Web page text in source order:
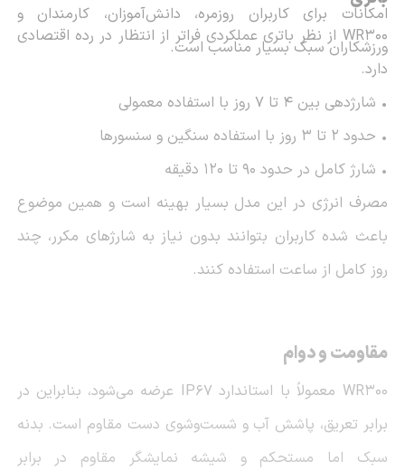
امکانات برای کاربران روزمره، دانش‌آموزان، کارمندان و
ورزشکاران سبک بسیار مناسب است.
WR300 از نظر باتری عملکردی فراتر از انتظار در رده اقتصادی
دارد.
• شارژدهی بین 4 تا 7 روز با استفاده معمولی
• حدود 2 تا 3 روز با استفاده سنگین و سنسورها
• شارژ کامل در حدود 90 تا 120 دقیقه
مصرف انرژی در این مدل بسیار بهینه است و همین موضوع
باعث شده کاربران بتوانند بدون نیاز به شارژهای مکرر، چند
روز کامل از ساعت استفاده کنند.
مقاومت و دوام
WR300 معمولاً با استاندارد IP67 عرضه می‌شود، بنابراین در
برابر تعریق، پاشش آب و شست‌وشوی دست مقاوم است. بدنه
سبک اما مستحکم و شیشه نمایشگر مقاوم در برابر